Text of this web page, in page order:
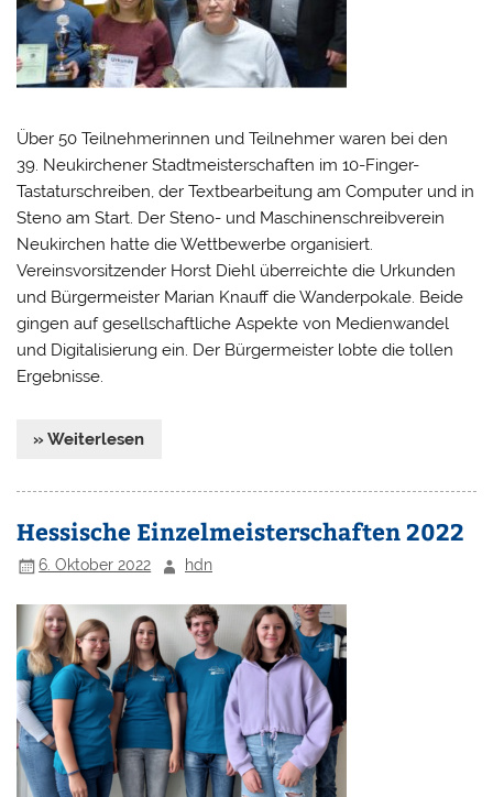
Über 50 Teilnehmerinnen und Teilnehmer waren bei den
39. Neukirchener Stadtmeisterschaften im 10-Finger-
Tastaturschreiben, der Textbearbeitung am Computer und in
Steno am Start. Der Steno- und Maschinenschreibverein
Neukirchen hatte die Wettbewerbe organisiert.
Vereinsvorsitzender Horst Diehl überreichte die Urkunden
und Bürgermeister Marian Knauff die Wanderpokale. Beide
gingen auf gesellschaftliche Aspekte von Medienwandel
und Digitalisierung ein. Der Bürgermeister lobte die tollen
Ergebnisse.
» Weiterlesen
Hessische Einzelmeisterschaften 2022
6. Oktober 2022 hdn